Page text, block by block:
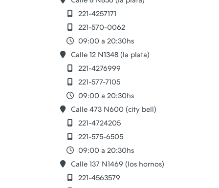
221-4257171
221-570-0062
09:00 a 20:30hs
Calle 12 N1348 (la plata)
221-4276999
221-577-7105
09:00 a 20:30hs
Calle 473 N600 (city bell)
221-4724205
221-575-6505
09:00 a 20:30hs
Calle 137 N1469 (los hornos)
221-4563579